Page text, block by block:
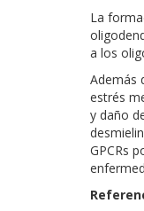
La
a los
Además
estrés
y daño
GPCRs